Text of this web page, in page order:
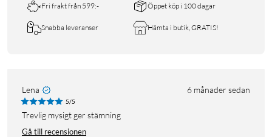
Fri frakt från 599:- Öppet köp i 100 dagar
Snabba leveranser Hämta i butik, GRATIS!
Lena 6 månader sedan
5/5
Trevlig mysigt ger stämning
Gå till recensionen